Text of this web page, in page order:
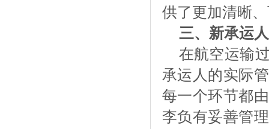
供了更加清晰
三、新承运
在航空运输
承运人的实际
每一个环节都
李负有妥善管